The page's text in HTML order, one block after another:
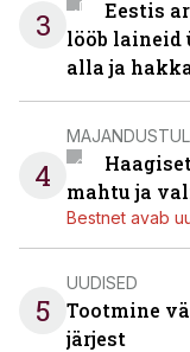
3
Eestis
lööb laineid
alla ja
4
mahtu ja
Bestnet avab
5
UUDISED
Tootmine
järjest